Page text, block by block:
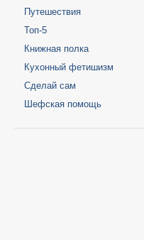
Путешествия
Топ-5
Книжная полка
Кухонный фетишизм
Сделай сам
Шефская помощь